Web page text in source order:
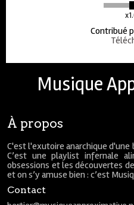
Contribué
Musique
À propos
C'est l'exutoire anarchique d'une
C’est une playlist infernale
obsessions et les découvertes
et on s’y amuse bien : c’est
Contact